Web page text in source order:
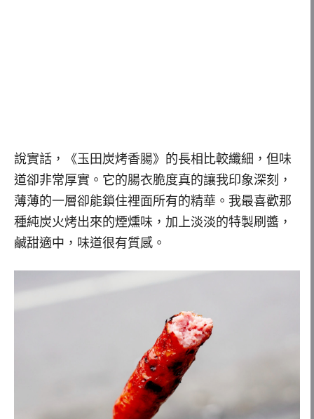
說實話，《玉田炭烤香腸》的長相比較纖細，但味
道卻非常厚實。它的腸衣脆度真的讓我印象深刻，
薄薄的一層卻能鎖住裡面所有的精華。我最喜歡那
種純炭火烤出來的煙燻味，加上淡淡的特製刷醬，
鹹甜適中，味道很有質感。